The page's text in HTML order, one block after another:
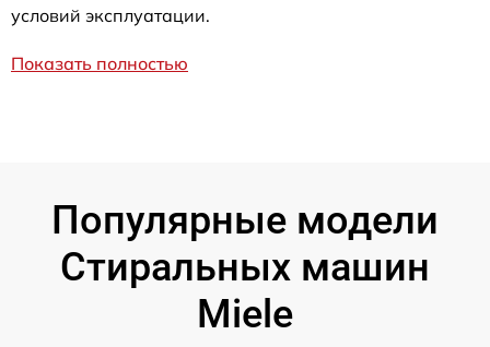
условий эксплуатации.
Показать полностью
Популярные модели
Стиральных машин
Miele